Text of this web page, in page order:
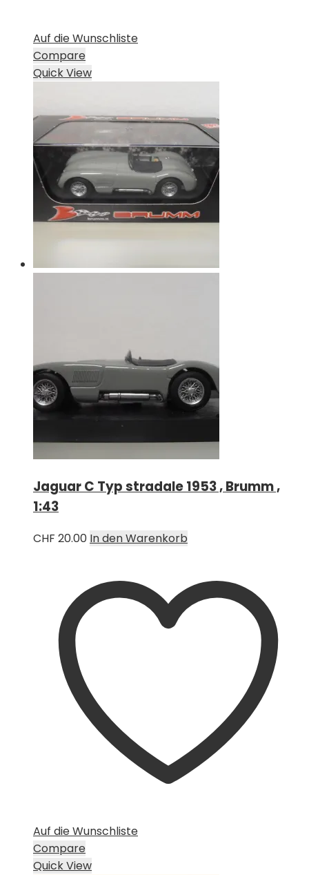
Auf die Wunschliste
Compare
Quick View
Jaguar C Typ stradale 1953 , Brumm ,
1:43
CHF 20.00 In den Warenkorb
Auf die Wunschliste
Compare
Quick View